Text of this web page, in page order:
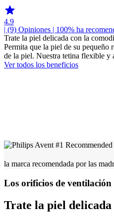
4.9
| (9) Opiniones | 100% ha
Trate la piel delicada con la
Permita que la piel de su
de la piel. Nuestra tetina flexible y
Ver todos los beneficios
la marca recomendada por las
Los orificios de
Trate la piel